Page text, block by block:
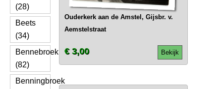
(28)
Beets
(34)
Bennebroek
(82)
Benningbroek
Ouderkerk aan de Amstel, Gijsbr. v.
Aemstelstraat
Bekijk
€ 3,00